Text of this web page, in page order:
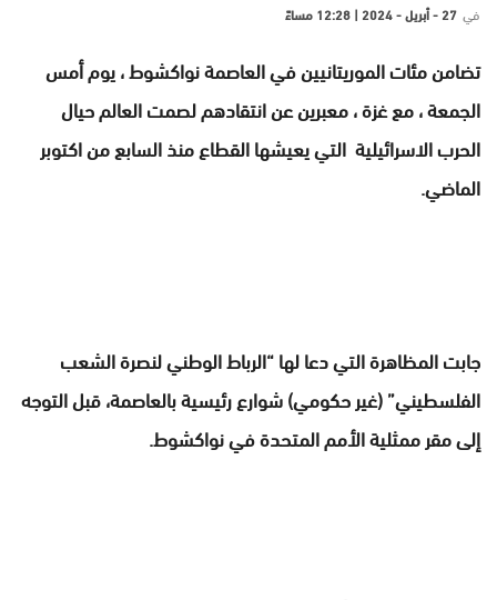
في 27 - أبريل - 2024 | 12:28 مساءً
تضامن مئات الموريتانيين في العاصمة نواكشوط ، يوم أمس
الجمعة ، مع غزة ، معبرين عن انتقادهم لصمت العالم حيال
الحرب الاسرائيلية التي يعيشها القطاع منذ السابع من اكتوبر
الماضي.
جابت المظاهرة التي دعا لها “الرباط الوطني لنصرة الشعب
الفلسطيني” (غير حكومي) شوارع رئيسية بالعاصمة، قبل التوجه
إلى مقر ممثلية الأمم المتحدة في نواكشوط.